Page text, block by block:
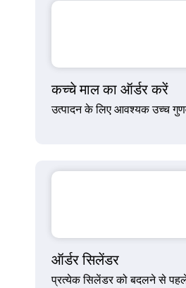
कच्चे माल का ऑर्डर करें
उत्पादन के लिए आवश्यक उच्च
ऑर्डर सिलेंडर
प्रत्येक सिलेंडर को बदलने से